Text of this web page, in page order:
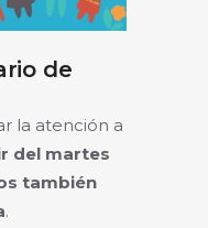
de
la atención a
del martes
también
.